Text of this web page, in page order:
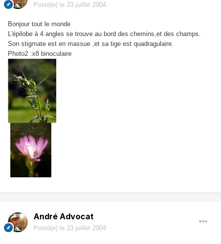
Posté(e) le 23 juillet 2004
Bonjour tout le monde
L'épilobe à 4 angles se trouve au bord des chemins,et des champs.
Son stigmate est en massue ,et sa tige est quadragulaire.
Photo2 :x8 binoculaire
André Advocat
Posté(e) le 23 juillet 2004